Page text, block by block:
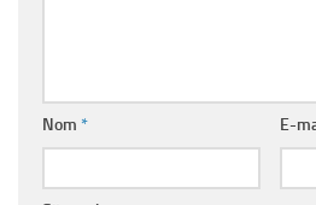
Nom * E-